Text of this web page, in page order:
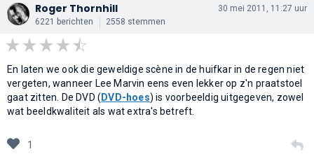
Roger Thornhill
6221 berichten 2558 stemmen
30 mei 2011, 11:27 uur
En laten we ook die geweldige scène in de huifkar in de regen niet
vergeten, wanneer Lee Marvin eens even lekker op z'n praatstoel
gaat zitten. De DVD ( DVD-hoes) is voorbeeldig uitgegeven, zowel
wat beeldkwaliteit als wat extra's betreft.
1